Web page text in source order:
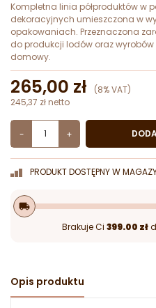
Kompletna linia półproduktów w
dekoracyjnych umieszczona w
opakowaniach. Przeznaczona
do produkcji lodów oraz
domowy.
265,00 zł (8% VAT)
245,37 zł netto
- +
PRODUKT DOSTĘPNY W
local_shipping
Brakuje Ci 399.00 zł
Opis produktu